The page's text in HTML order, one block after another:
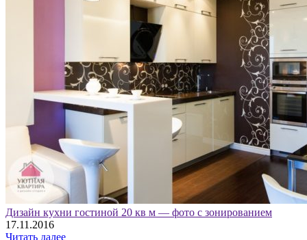
Дизайн кухни гостиной 20 кв м — фото с зонированием
17.11.2016
Читать далее